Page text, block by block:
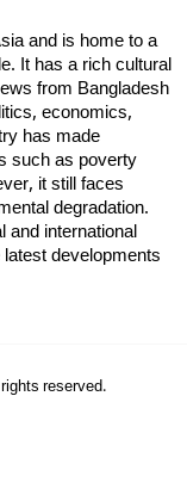
and is home to a
It has a rich cultural
from Bangladesh
economics,
has made
such as poverty
it still faces
degradation.
and international
developments
reserved.